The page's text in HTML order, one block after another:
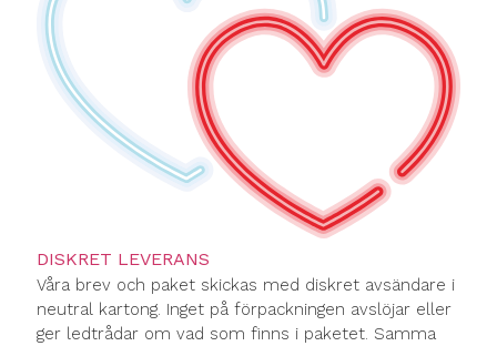
DISKRET LEVERANS
Våra brev och paket skickas med diskret avsändare i
neutral kartong. Inget på förpackningen avslöjar eller
ger ledtrådar om vad som finns i paketet. Samma